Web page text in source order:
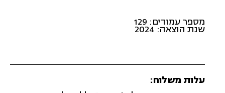
מספר עמודים: 129
שנת הוצאה: 2024
עלות משלוח: